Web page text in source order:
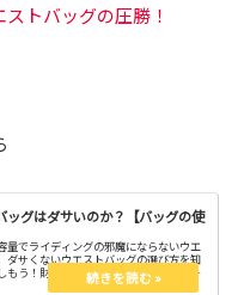
ストバッグの圧勝！
ッグはダサいのか？【バッグの使
量でライディングの邪魔にならないウエ
ダサくないウエストバッグの選び方を知
もう！財布やスマホはウエストバッグに
。体へのストレスも無いし、貴重品は身